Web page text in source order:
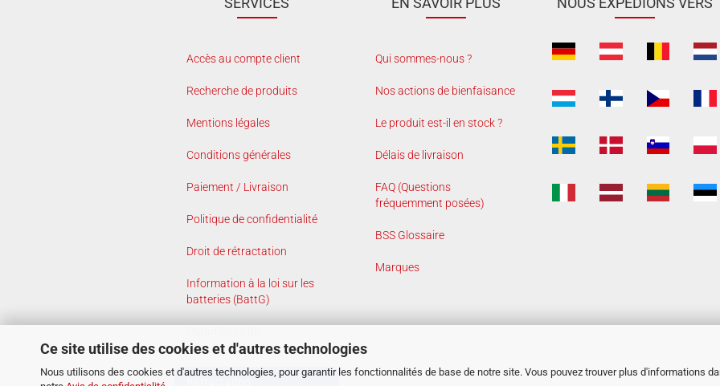
Ce site utilise des cookies et d'autres technologies
Nous utilisons des cookies et d'autres technologies, pour garantir les fonctionnalités de base de notre site. Vous pouvez trouver plus d'informations
Accès au compte client
Recherche de produits
Mentions légales
Conditions générales
Paiement / Livraison
Politique de confidentialité
Droit de rétractation
Information à la loi sur les
batteries (BattG)
confidentialité
Qui sommes-nous ?
Nos actions de bienfaisance
Le produit est-il en stock ?
Délais de livraison
FAQ (Questions
fréquemment posées)
BSS Glossaire
Marques